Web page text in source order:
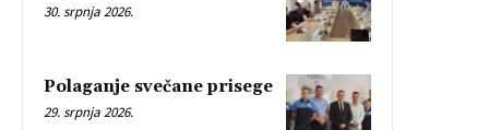
30. srpnja 2026.
Polaganje svečane prisege
29. srpnja 2026.